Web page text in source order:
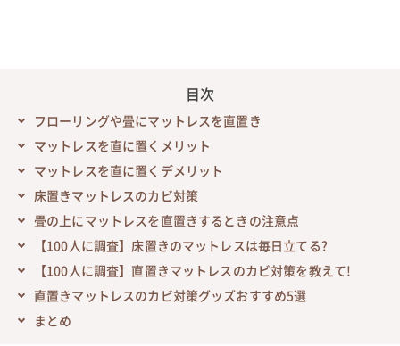
目次
フローリングや畳にマットレスを直置き
マットレスを直に置くメリット
マットレスを直に置くデメリット
床置きマットレスのカビ対策
畳の上にマットレスを直置きするときの注意点
【100人に調査】床置きのマットレスは毎日立てる?
【100人に調査】直置きマットレスのカビ対策を教えて!
直置きマットレスのカビ対策グッズおすすめ5選
まとめ